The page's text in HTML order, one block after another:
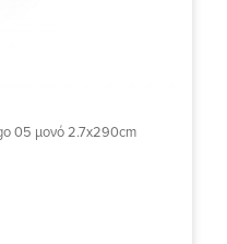
05 μονό 2.7x290cm